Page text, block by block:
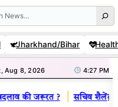
Jharkhand/Bihar
Aug 8, 2026 4:27 PM
की जरूरत ? | सचिव शैलेंद्र